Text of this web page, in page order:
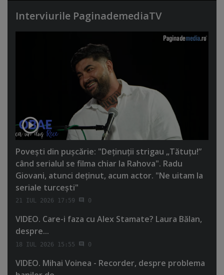
Interviurile PaginademediaTV
Poveşti din puşcărie: "Deţinuţii strigau „Tătuţu!”
când serialul se filma chiar la Rahova". Radu
Giovani, atunci deţinut, acum actor. "Ne uitam la
seriale turceşti"
21 IUL 2026 17:59 0
VIDEO. Care-i faza cu Alex Stamate? Laura Bălan,
despre...
18 IUL 2026 15:55 0
VIDEO. Mihai Voinea - Recorder, despre problema